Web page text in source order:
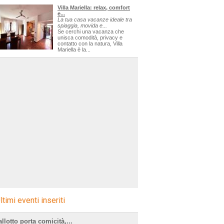
Villa Mariella: relax, comfort
e...
La tua casa vacanze ideale tra
spiaggia, movida e...
Se cerchi una vacanza che
unisca comodità, privacy e
contatto con la natura, Villa
Mariella è la...
eventi inseriti
porta comicità,...